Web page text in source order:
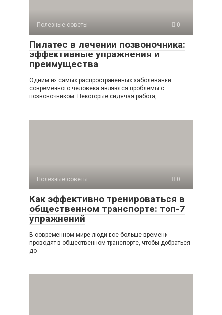
Полезные советы 0
Пилатес в лечении позвоночника:
эффективные упражнения и
преимущества
Одним из самых распространенных заболеваний
современного человека являются проблемы с
позвоночником. Некоторые сидячая работа,
Полезные советы 0
Как эффективно тренироваться в
общественном транспорте: топ-7
упражнений
В современном мире люди все больше времени
проводят в общественном транспорте, чтобы добраться
до